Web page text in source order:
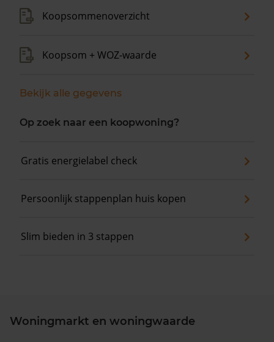
Koopsommenoverzicht
Koopsom + WOZ-waarde
Bekijk alle gegevens
Op zoek naar een koopwoning?
Gratis energielabel check
Persoonlijk stappenplan huis kopen
Slim bieden in 3 stappen
Woningmarkt en woningwaarde